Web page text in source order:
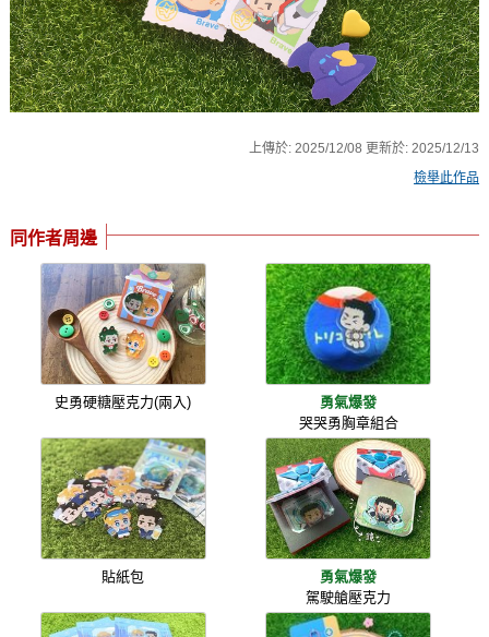
上傳於: 2025/12/08 更新於: 2025/12/13
檢舉此作品
同作者周邊
史勇硬糖壓克力(兩入)
勇氣爆發
哭哭勇胸章組合
貼紙包
勇氣爆發
駕駛艙壓克力